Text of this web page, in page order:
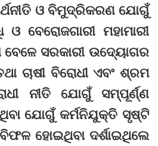
ଓ ବିମୁଦ୍ରିକରଣ ଯୋଗୁଁ
ବେରୋଜଗାରୀ ମହାମାରୀ
ବେଳେ ସରକାରୀ ଉଦ୍ୟୋଗର
ଚାଷୀ ବିରୋଧୀ ଏବଂ ଶ୍ରମ
ନୀତି ଯୋଗୁଁ ସମ୍ପୂର୍ଣ୍ଣ
ଯୋଗୁଁ କର୍ମନିଯୁକ୍ତି ସୃଷ୍ଟି
ହୋଇଥିବା ଦର୍ଶାଇଥିଲେ